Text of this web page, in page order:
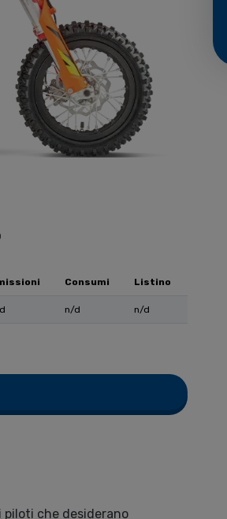
Consumi Listino
n/d n/d
piloti che desiderano